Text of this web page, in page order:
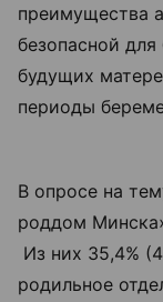
преимущества
безопасной
будущих
периоды
В опросе на
роддом
Из них 35,4%
родильное